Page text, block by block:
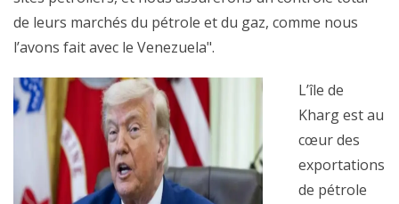
de leurs marchés du pétrole et du gaz, comme nous
l’avons fait avec le Venezuela".
L’île de
Kharg est au
cœur des
exportations
de pétrole